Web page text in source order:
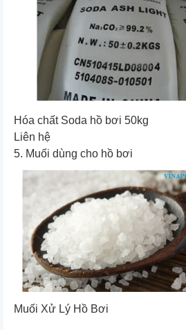
Hóa chất Soda hồ bơi 50kg
Liên hệ
5. Muối dùng cho hồ bơi
Muối Xử Lý Hồ Bơi